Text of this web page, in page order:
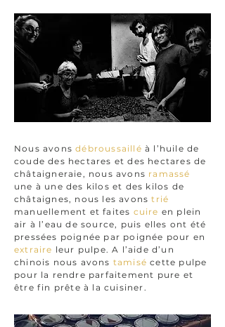
Nous avonsdébroussaillé à l’huile de
coude des hectares et des hectares de
châtaigneraie, nous avons ramassé
une à une des kilos et des kilos de
châtaignes, nous les avonstrié
manuellement et faites cuire en plein
air à l’eau de source, puis elles ont été
pressées poignée par poignée pour en
extraire leur pulpe. A l’aide d’un
chinois nous avons tamisé cette pulpe
pour la rendre parfaitement pure et
être fin prête à la cuisiner.